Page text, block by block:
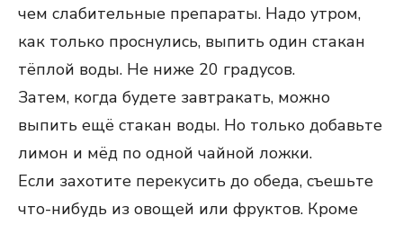
чем слабительные препараты. Надо утром,
как только проснулись, выпить один стакан
тёплой воды. Не ниже 20 градусов.
Затем, когда будете завтракать, можно
выпить ещё стакан воды. Но только добавьте
лимон и мёд по одной чайной ложки.
Если захотите перекусить до обеда, съешьте
что-нибудь из овощей или фруктов. Кроме